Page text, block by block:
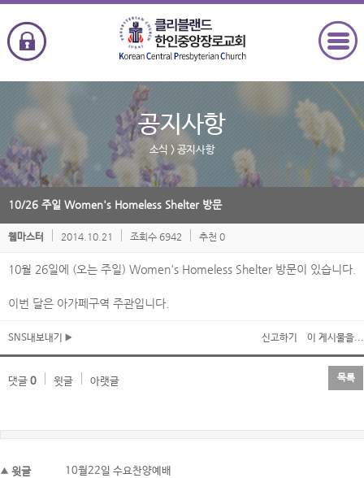
공지사항
소식 > 공지사항
10/26 주일 Women's Homeless Shelter 방문
웹마스터 2014.10.21 조회수 6942 추천 0
10월 26일에 (오는 주일) Women's Homeless Shelter 방문이 있습니다.
이번 달은 아가페구역 주관입니다.
SNS내보내기 신고하기 이 게시물을...
댓글 0 윗글 아랫글 목록
윗글 10월22일 수요찬양예배